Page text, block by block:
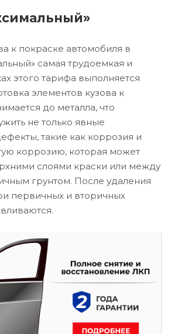
к покраске автомобиля в
самая трудоемкая и
этого тарифа выполняется
элементов кузова к
до металла, что
не только явные
такие как коррозия и
коррозию, которая может
слоями краски или между
грунтом. После удаления
первичных и вторичных